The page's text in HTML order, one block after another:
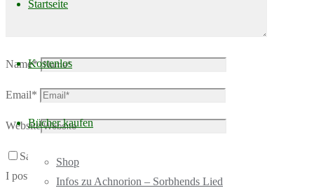
Startseite
Kostenlos
Bücher kaufen
Shop
Infos zu Achnorion – Sorbhends Lied
Name*
Email*
Website
Save my name, email, and site URL in my browser for next time
I post a comment.